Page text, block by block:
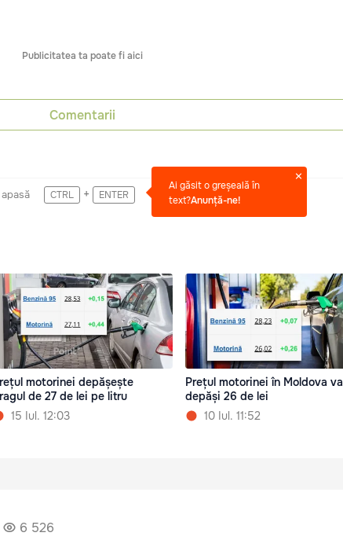
Publicitatea ta poate fi aici
Comentarii
CTRL + ENTER
Ai găsit o greșeală în
text?Anunță-ne!
motorinei depășește
de 27 de lei pe litru
15 Iul. 12:03
Prețul motorinei în Moldova va
depăși 26 de lei
10 Iul. 11:52
6 526